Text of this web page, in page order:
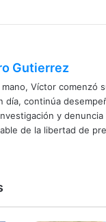
Gutierrez
Víctor comenzó
día, continúa
y
de la libertad de